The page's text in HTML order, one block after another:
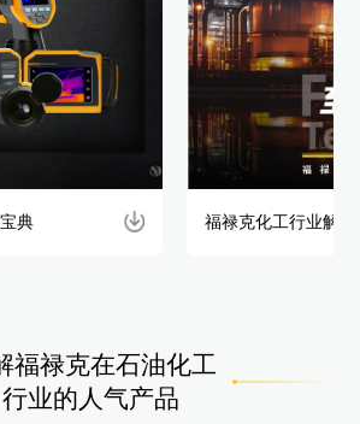
典 福禄克化工行业解
福禄克在石油化工
行业的人气产品